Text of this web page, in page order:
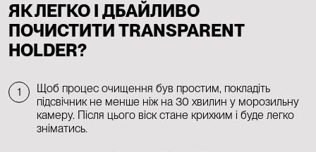
ЯК ЛЕГКО І ДБАЙЛИВО
ПОЧИСТИТИ TRANSPARENT
HOLDER?
1
Щоб процес очищення був простим, покладіть
підсвічник не менше ніж на 30 хвилин у морозильну
камеру. Після цього віск стане крихким і буде легко
зніматись.